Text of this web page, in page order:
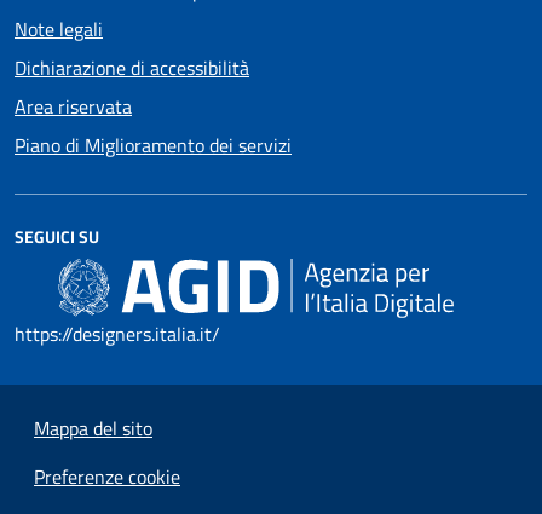
Note legali
Dichiarazione di accessibilità
Area riservata
Piano di Miglioramento dei servizi
SEGUICI SU
https://designers.italia.it/
Mappa del sito
Preferenze cookie